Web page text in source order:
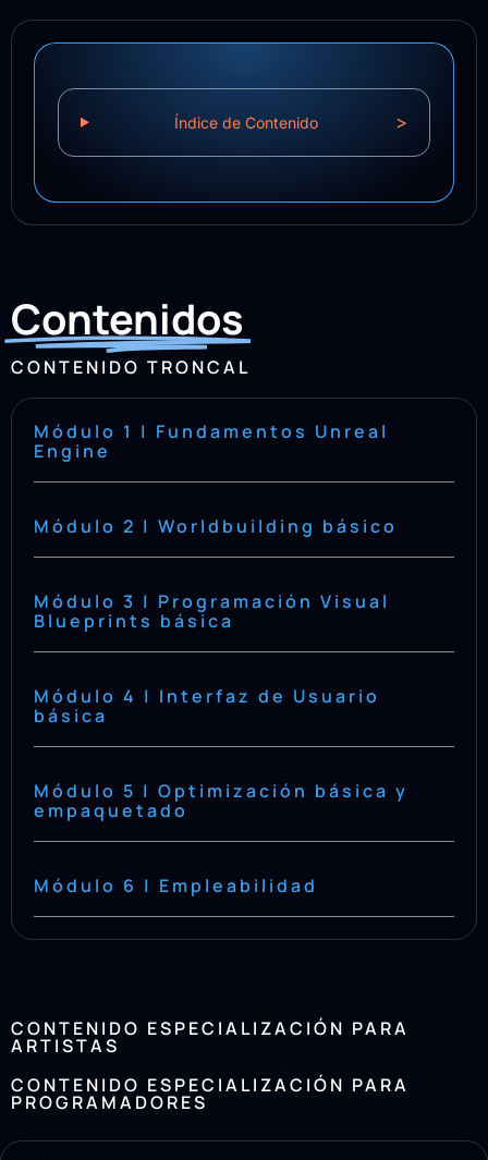
Índice de Contenido >
Contenidos
CONTENIDO TRONCAL
Módulo 1 | Fundamentos Unreal
Engine
Módulo 2 | Worldbuilding básico
Módulo 3 | Programación Visual
Blueprints básica
Módulo 4 | Interfaz de Usuario
básica
Módulo 5 | Optimización básica y
empaquetado
Módulo 6 | Empleabilidad
CONTENIDO ESPECIALIZACIÓN PARA
ARTISTAS
CONTENIDO ESPECIALIZACIÓN PARA
PROGRAMADORES